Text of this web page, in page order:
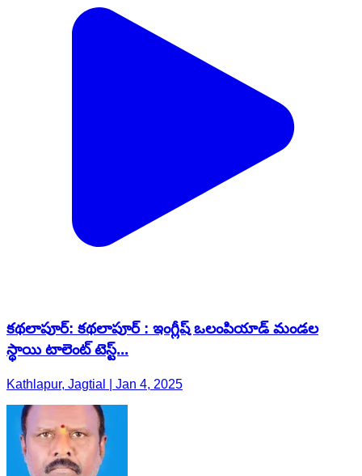
కథలాపూర్: కథలాపూర్ : ఇంగ్లీష్ ఒలంపియాడ్ మండల
స్థాయి టాలెంట్ టెస్ట్...
Kathlapur, Jagtial | Jan 4, 2025